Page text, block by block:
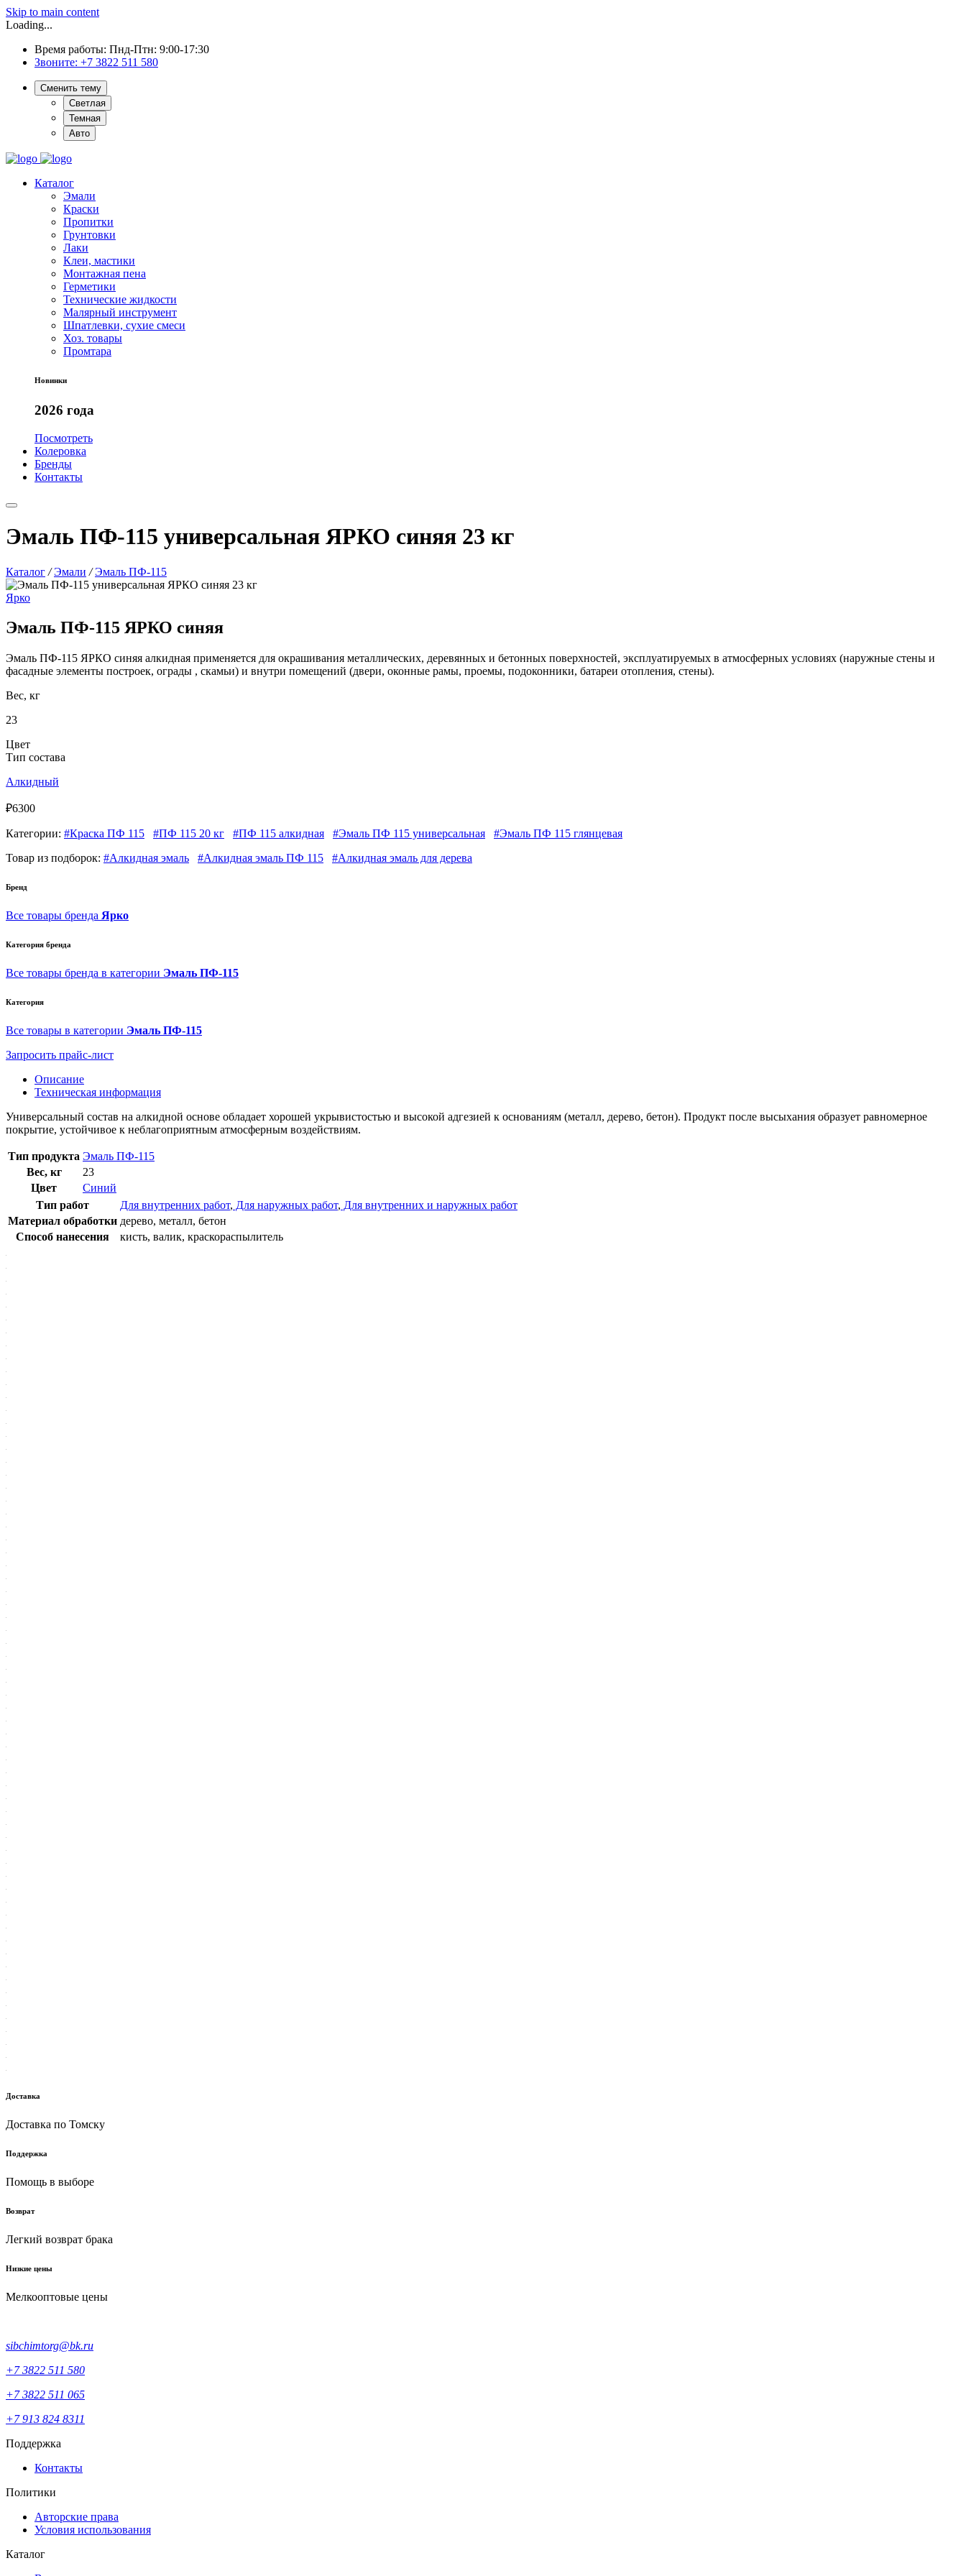
Skip to main content
Loading...
Время работы: Пнд-Птн: 9:00-17:30
Звоните: +7 3822 511 580
Сменить тему
Светлая
Темная
Авто
Каталог
Эмали
Краски
Пропитки
Грунтовки
Лаки
Клеи, мастики
Монтажная пена
Герметики
Технические жидкости
Малярный инструмент
Шпатлевки, сухие смеси
Хоз. товары
Промтара
Новинки
2026 года
Посмотреть
Колеровка
Бренды
Контакты
Эмаль ПФ-115 универсальная ЯРКО синяя 23 кг
Каталог / Эмали / Эмаль ПФ-115
Ярко
Эмаль ПФ-115 ЯРКО синяя
Эмаль ПФ-115 ЯРКО синяя алкидная применяется для окрашивания металлических, деревянных и бетонных поверхностей, эксплуатируемых в атмосферных условиях (наружные стены и
фасадные элементы построек, ограды , скамьи) и внутри помещений (двери, оконные рамы, проемы, подоконники, батареи отопления, стены).
Вес, кг
23
Цвет
Тип состава
Алкидный
₽6300
Категории: #Краска ПФ 115 #ПФ 115 20 кг #ПФ 115 алкидная #Эмаль ПФ 115 универсальная
#Эмаль ПФ 115 глянцевая
Товар из подборок: #Алкидная эмаль #Алкидная эмаль ПФ 115 #Алкидная эмаль для дерева
Бренд
Все товары бренда Ярко
Категория бренда
Все товары бренда в категории Эмаль ПФ-115
Категория
Все товары в категории Эмаль ПФ-115
Запросить прайс-лист
Описание
Техническая информация
Универсальный состав на алкидной основе обладает хорошей укрывистостью и высокой адгезией к основаниям (металл, дерево, бетон). Продукт после высыхания образует равномерное
покрытие, устойчивое к неблагоприятным атмосферным воздействиям.
Тип продукта Эмаль ПФ-115
Вес, кг
23
Цвет
Синий
Тип работ
Для внутренних работ, Для наружных работ, Для внутренних и наружных работ
Материал обработки дерево, металл, бетон
Способ нанесения
кисть, валик, краскораспылитель
Доставка
Доставка по Томску
Поддержка
Помощь в выборе
Возврат
Легкий возврат брака
Низкие цены
Мелкооптовые цены
sibchimtorg@bk.ru
+7 3822 511 580
+7 3822 511 065
+7 913 824 8311
Поддержка
Контакты
Политики
Авторские права
Условия использования
Каталог